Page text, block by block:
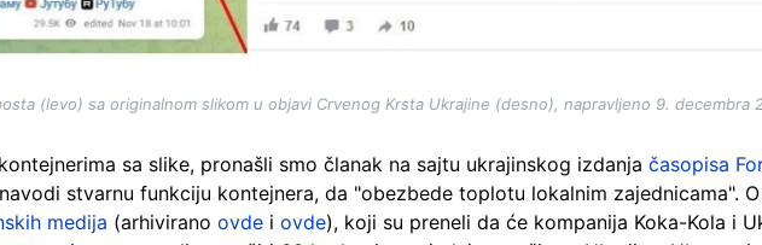
(levo) sa originalnom slikom u objavi Crvenog Krsta Ukrajine (desno), napravljeno 9. decembra
sa slike, pronašli smo članak na sajtu ukrajinskog izdanja časopisa
stvarnu funkciju kontejnera, da "obezbede toplotu lokalnim zajednicama".
medija (arhivirano ovde i ovde), koji su preneli da će kompanija Koka-Kola i